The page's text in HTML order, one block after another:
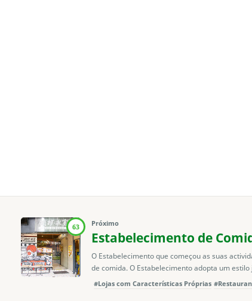
63 Próximo
Estabelecimento de
O Estabelecimento que começou as suas
de comida. O Estabelecimento adopta um
#Lojas com Características Próprias